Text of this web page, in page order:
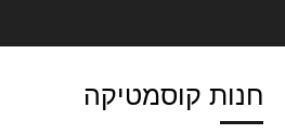
חנות קוסמטיקה